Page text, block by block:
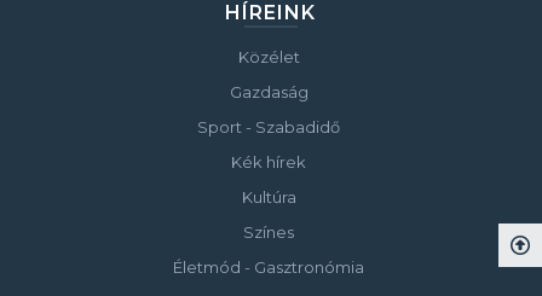
HÍREINK
Közélet
Gazdaság
Sport - Szabadidő
Kék hírek
Kultúra
Színes
Életmód - Gasztronómia